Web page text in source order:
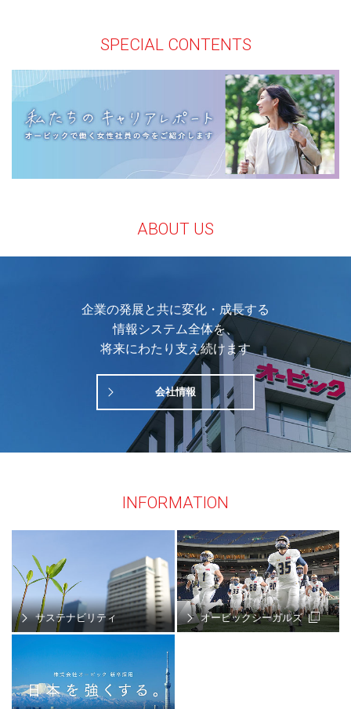
SPECIAL CONTENTS
ABOUT US
企業の発展と共に変化・成長する
情報システム全体を、
将来にわたり支え続けます
会社情報
INFORMATION
サステナビリティ オービックシーガルズ